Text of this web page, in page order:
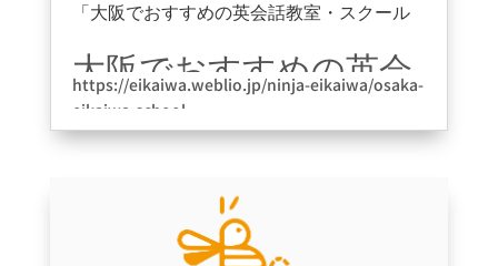
「大阪でおすすめの英会話教室・スクール
大阪でおすすめの英会
話教室・スクール12選
徹底比較！大阪の英会
【2026年最新版】にて
掲載して頂きました。
https://eikaiwa.weblio.jp/ninja-eikaiwa/osaka-
eikaiwa-school